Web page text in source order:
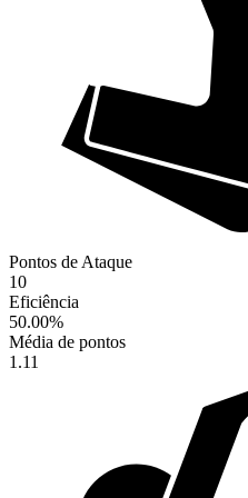
Pontos de Ataque
10
Eficiência
50.00%
Média de pontos
1.11